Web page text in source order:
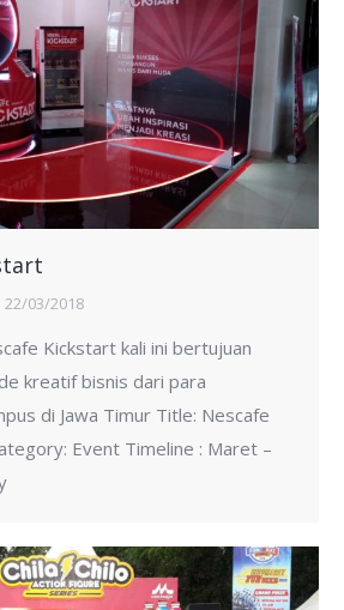
22/03/2018
Kickstart kali ini bertujuan
kreatif bisnis dari para
di Jawa Timur Title: Nescafe
Event Timeline : Maret –